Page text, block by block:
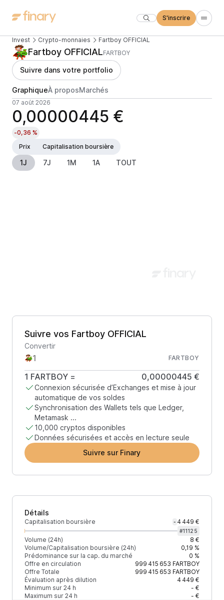
S'inscrire
Invest Crypto-monnaies Fartboy OFFICIAL
Fartboy OFFICIALFARTBOY
Suivre dans votre portfolio
GraphiqueÀ proposMarchés
07 août 2026
0,00000445 €
-0,36 %
Prix
Capitalisation boursière
1J 7J 1M 1A TOUT
Suivre vos Fartboy OFFICIAL
Convertir
FARTBOY
1 FARTBOY = 0,00000445 €
Connexion sécurisée d’Exchanges et mise à jour
automatique de vos soldes
Synchronisation des Wallets tels que Ledger,
Metamask ...
10,000 cryptos disponibles
Données sécurisées et accès en lecture seule
Suivre sur Finary
Détails
Capitalisation boursière - 4 449 €
#11125
Volume (24h)
8 €
Volume/Capitalisation boursière (24h)
0,19 %
Prédominance sur la cap. du marché
0 %
Offre en circulation
999 415 653 FARTBOY
Offre Totale
999 415 653 FARTBOY
Évaluation après dilution
4 449 €
Minimum sur 24 h
- €
Maximum sur 24 h
- €